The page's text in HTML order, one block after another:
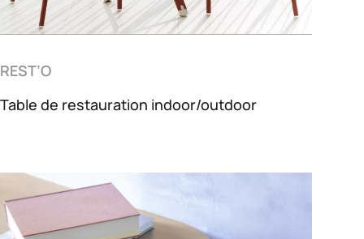
REST’O
Table de restauration indoor/outdoor